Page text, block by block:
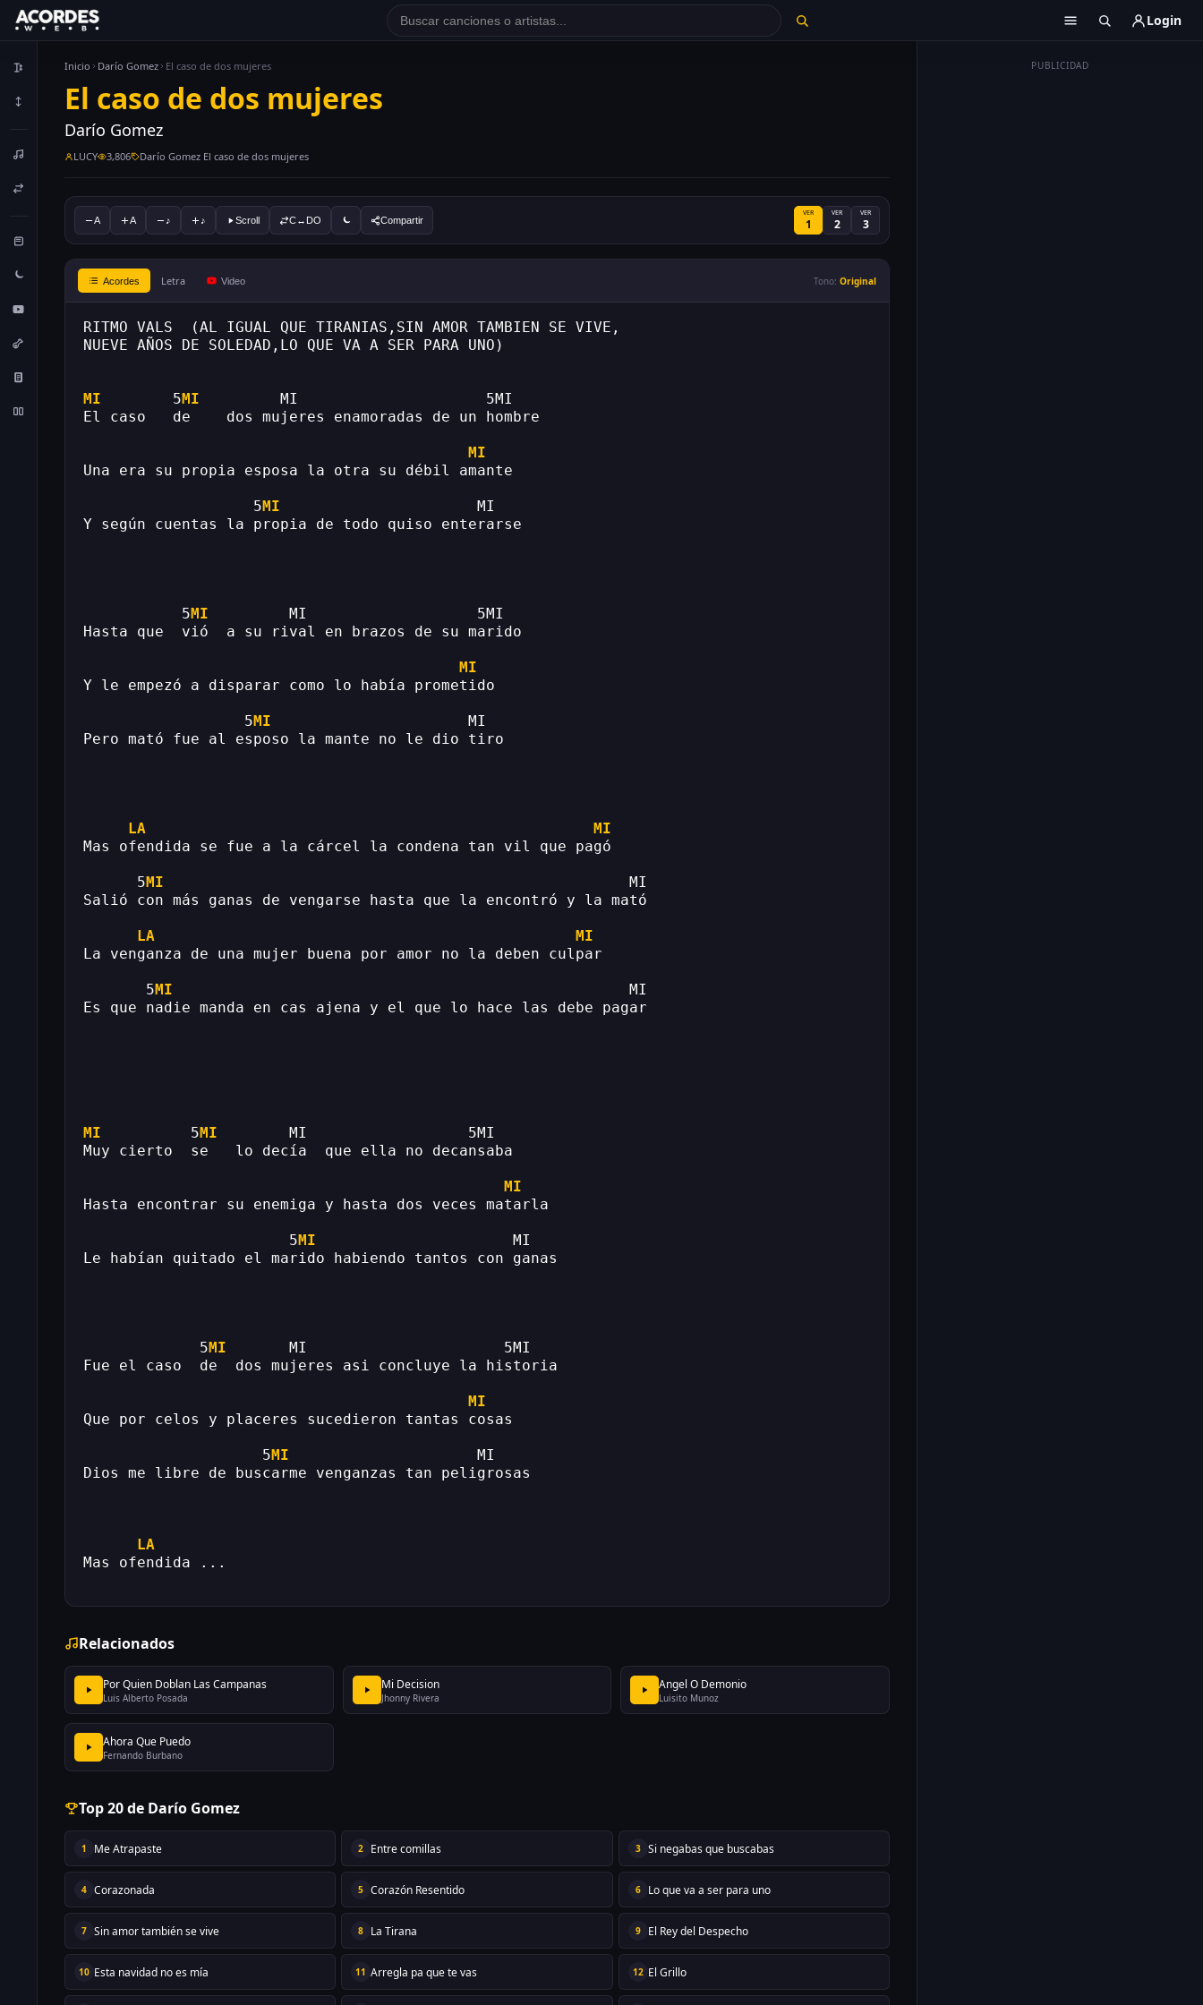
Login
PUBLICIDAD
Inicio Darío Gomez El caso de dos mujeres
El caso de dos mujeres
Darío Gomez
LUCY 3,806 Darío Gomez El caso de dos mujeres
A A ♪ ♪ Scroll C↔DO Compartir
VER
1
VER
2
VER
3
Acordes Letra Video Tono: Original
RITMO VALS  (AL IGUAL QUE TIRANIAS,SIN AMOR TAMBIEN SE VIVE,
NUEVE AÑOS DE SOLEDAD,LO QUE VA A SER PARA UNO)
MI 5MI MI                     5MI
El caso   de    dos mujeres enamoradas de un hombre
MI
Una era su propia esposa la otra su débil amante
5MI MI
Y según cuentas la propia de todo quiso enterarse
5MI MI                   5MI
Hasta que  vió  a su rival en brazos de su marido
MI
Y le empezó a disparar como lo había prometido
5MI MI
Pero mató fue al esposo la mante no le dio tiro
LA
MI
Mas ofendida se fue a la cárcel la condena tan vil que pagó
5MI MI
Salió con más ganas de vengarse hasta que la encontró y la mató
LA
MI
La venganza de una mujer buena por amor no la deben culpar
5MI MI
Es que nadie manda en cas ajena y el que lo hace las debe pagar
MI 5MI MI                  5MI
Muy cierto  se   lo decía  que ella no decansaba
MI
Hasta encontrar su enemiga y hasta dos veces matarla
5MI MI
Le habían quitado el marido habiendo tantos con ganas
5MI MI                      5MI
Fue el caso  de  dos mujeres asi concluye la historia
MI
Que por celos y placeres sucedieron tantas cosas
5MI MI
Dios me libre de buscarme venganzas tan peligrosas
LA
Mas ofendida ...
Relacionados
Por Quien Doblan Las Campanas
Luis Alberto Posada
Mi Decision
Jhonny Rivera
Angel O Demonio
Luisito Munoz
Ahora Que Puedo
Fernando Burbano
Top 20 de Darío Gomez
1 Me Atrapaste 2 Entre comillas 3 Si negabas que buscabas
4 Corazonada 5 Corazón Resentido 6 Lo que va a ser para uno
7 Sin amor también se vive 8 La Tirana 9 El Rey del Despecho
10 Esta navidad no es mía 11 Arregla pa que te vas 12 El Grillo